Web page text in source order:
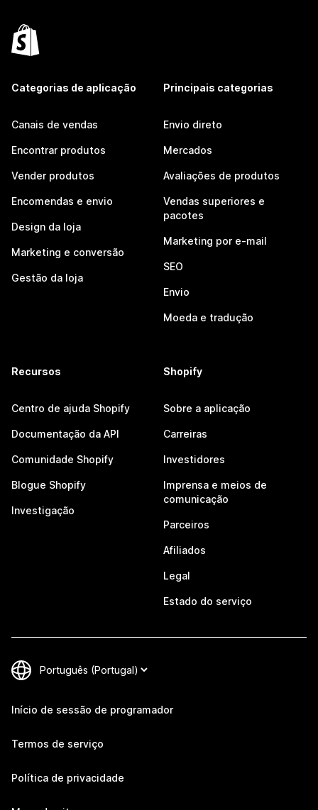
Categorias de aplicação
Canais de vendas
Encontrar produtos
Vender produtos
Encomendas e envio
Design da loja
Marketing e conversão
Gestão da loja
Principais categorias
Envio direto
Mercados
Avaliações de produtos
Vendas superiores e
pacotes
Marketing por e-mail
SEO
Envio
Moeda e tradução
Recursos
Centro de ajuda Shopify
Documentação da API
Comunidade Shopify
Blogue Shopify
Investigação
Shopify
Sobre a aplicação
Carreiras
Investidores
Imprensa e meios de
comunicação
Parceiros
Afiliados
Legal
Estado do serviço
Início de sessão de programador
Termos de serviço
Política de privacidade